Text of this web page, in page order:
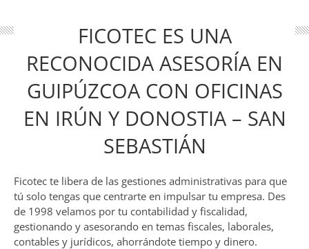
FICOTEC ES UNA
RECONOCIDA ASESORÍA EN
GUIPÚZCOA CON OFICINAS
EN IRÚN Y DONOSTIA – SAN
SEBASTIÁN
Ficotec te libera de las gestiones administrativas para que
tú solo tengas que centrarte en impulsar tu empresa. Des
de 1998 velamos por tu contabilidad y fiscalidad,
gestionando y asesorando en temas fiscales, laborales,
contables y jurídicos, ahorrándote tiempo y dinero.